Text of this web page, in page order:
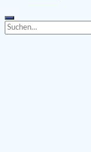
Search
for:
Search